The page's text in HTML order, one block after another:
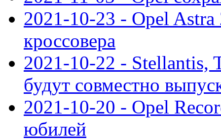
2021-10-23 - Opel Astra
кроссовера
2021-10-22 - Stellantis,
будут совместно
2021-10-20 - Opel
юбилей